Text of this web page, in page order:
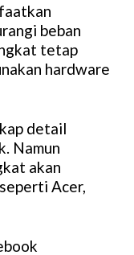
beban
tetap
hardware
detail
Namun
akan
Acer,